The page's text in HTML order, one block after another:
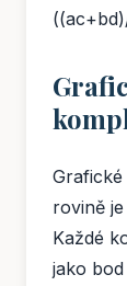
rovině
Každé
jako